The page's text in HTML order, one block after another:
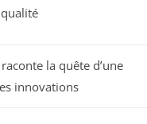
la quête d’une
innovations